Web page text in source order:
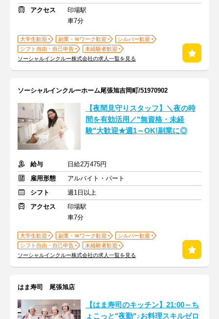
アクセス
印場駅
車7分
大学生歓迎 副業・Ｗワーク歓迎
シルバー歓迎
シフト自由・自己申告
未経験者歓迎
ソーシャルインクルー株式会社の求人一覧を見る
ソーシャルインクルーホーム尾張旭吉岡町/51970902
【夜間見守りスタッフ】＼夜の時
間を有効活用／"無資格・未経
験"大歓迎★週1～OK!副業に◎
給与
日給2万475円
雇用形態
アルバイト・パート
シフト
週1日以上
アクセス
印場駅
車7分
大学生歓迎 副業・Ｗワーク歓迎
シルバー歓迎
シフト自由・自己申告
未経験者歓迎
ソーシャルインクルー株式会社の求人一覧を見る
はま寿司 尾張旭店
【はま寿司のキッチン】21:00～ち
ょこっと"夜勤"♪お料理スキルゼロ